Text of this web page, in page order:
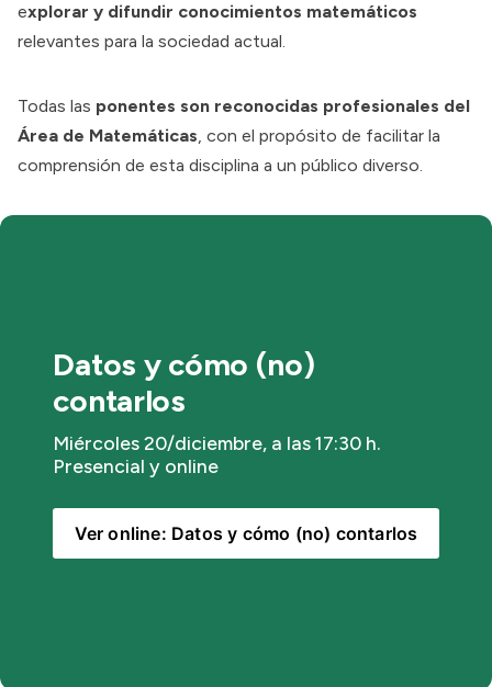
explorar y difundir conocimientos matemáticos
relevantes para la sociedad actual.
Todas las ponentes son reconocidas profesionales del
Área de Matemáticas, con el propósito de facilitar la
comprensión de esta disciplina a un público diverso.
Datos y cómo (no)
contarlos
Miércoles 20/diciembre, a las 17:30 h.
Presencial y online
Ver online: Datos y cómo (no) contarlos